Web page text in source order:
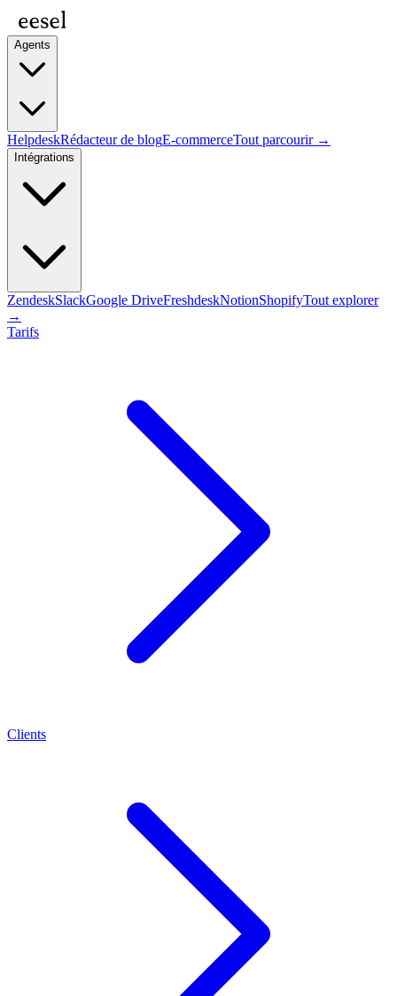
Agents
HelpdeskRédacteur de blogE-commerceTout parcourir →
Intégrations
ZendeskSlackGoogle DriveFreshdeskNotionShopifyTout explorer
→
Tarifs
Clients